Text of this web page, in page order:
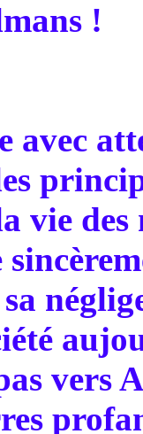
!
avec
vie
vers